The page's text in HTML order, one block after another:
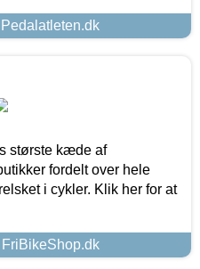
største kæde af
fordelt over hele
i cykler. Klik her for at